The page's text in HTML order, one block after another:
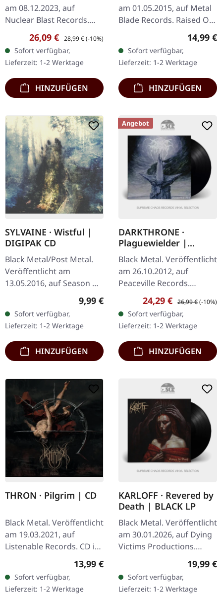
am 08.12.2023, auf
Nuclear Blast Records.
Weißes Vinyl mit
schwarzem Splatter. Die
norwegischen Symphonic
Black Metal…
Verkaufspreis:
26,09 € Regulärer Preis:
28,99 €(-10%)
Sofort verfügbar,
Lieferzeit: 1-2 Werktage
HINZUFÜGEN
am 01.05.2015, auf Metal
Blade Records. Raised On
Sabbaths 4:09 Satanic
War 3:19 Diabolical
Shudder 3:38 Die Evil
3:24…
14,99 €
Sofort verfügbar,
Lieferzeit: 1-2 Werktage
HINZUFÜGEN
SYLVAINE · Wistful |
DIGIPAK CD
Black Metal/Post Metal.
Veröffentlicht am
13.05.2016, auf Season Of
Mist. CD im DigiPak. Das
Sylvaine ist eine
eindrucksvolle…
Regulärer Preis:
9,99 €
Sofort verfügbar,
Lieferzeit: 1-2 Werktage
HINZUFÜGEN
Angebot
DARKTHRONE ·
Plaguewielder |
BLACK LP
Black Metal. Veröffentlicht
am 26.10.2012, auf
Peaceville Records.
Schwarzes Vinyl.
Plaguewielder markiert
einen entscheidenden
Moment in der…
Verkaufspreis:
24,29 € Regulärer Preis:
26,99 €(-10%)
Sofort verfügbar,
Lieferzeit: 1-2 Werktage
HINZUFÜGEN
THRON · Pilgrim | CD
Black Metal. Veröffentlicht
am 19.03.2021, auf
Listenable Records. CD im
Jewelcase mit Schuber
und Bonustracks. Nach
dem beeindruckenden
Debuet…
Regulärer Preis:
13,99 €
Sofort verfügbar,
Lieferzeit: 1-2 Werktage
KARLOFF · Revered by
Death | BLACK LP
Black Metal. Veröffentlicht
am 30.01.2026, auf Dying
Victims Productions.
Schwarzes Vinyl LP im
Standard-Cover mit
Insert, Poster, Sticker,
Postkarte…
19,99 €
Sofort verfügbar,
Lieferzeit: 1-2 Werktage